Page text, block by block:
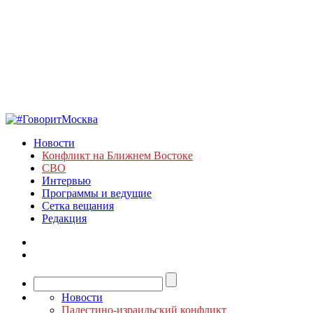
Новости
Конфликт на Ближнем Востоке
СВО
Интервью
Программы и ведущие
Сетка вещания
Редакция
Новости
Палестино-израильский конфликт